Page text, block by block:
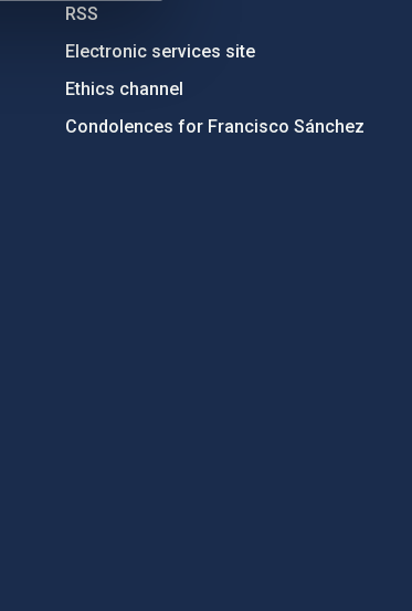
RSS
Electronic services site
Ethics channel
Condolences for Francisco Sánchez